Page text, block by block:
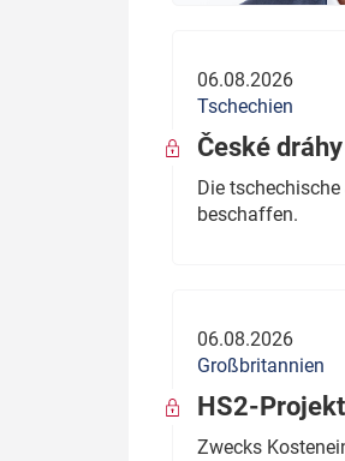
06.08.2026
Tschechien
České
Die
beschaffen.
06.08.2026
Großbritannien
HS2-
Zwecks